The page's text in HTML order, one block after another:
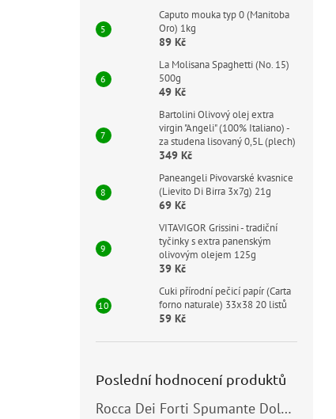
Caputo mouka typ 0 (Manitoba
Oro) 1kg
89 Kč
La Molisana Spaghetti (No. 15)
500g
49 Kč
Bartolini Olivový olej extra
virgin "Angeli" (100% Italiano) -
za studena lisovaný 0,5L (plech)
349 Kč
Paneangeli Pivovarské kvasnice
(Lievito Di Birra 3x7g) 21g
69 Kč
VITAVIGOR Grissini - tradiční
tyčinky s extra panenským
olivovým olejem 125g
39 Kč
Cuki přírodní pečicí papír (Carta
forno naturale) 33x38 20 listů
59 Kč
Poslední hodnocení produktů
Rocca Dei Forti Spumante Dolce 11,5% 0,75l